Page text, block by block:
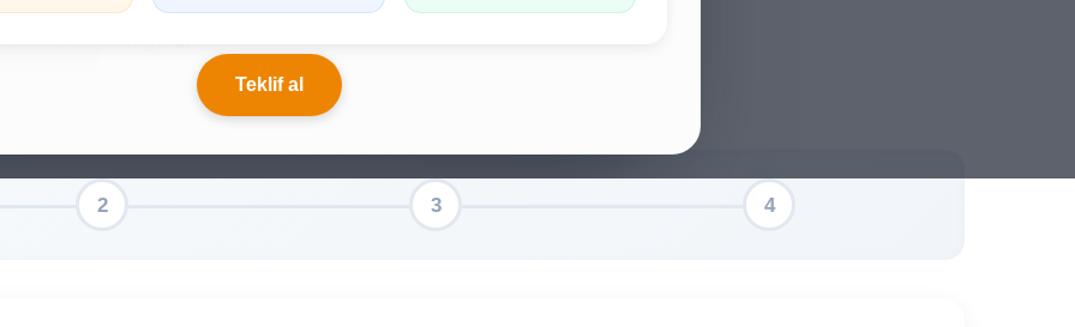
Teklif al